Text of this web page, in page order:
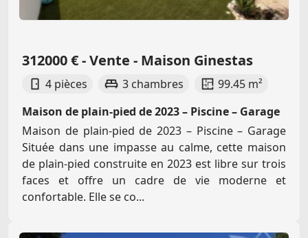
312000 € - Vente - Maison Ginestas
4 pièces 3 chambres
99.45 m²
Maison de plain-pied de 2023 – Piscine – Garage
Maison de plain-pied de 2023 – Piscine – Garage
Située dans une impasse au calme, cette maison
de plain-pied construite en 2023 est libre sur trois
faces et offre un cadre de vie moderne et
confortable. Elle se co...